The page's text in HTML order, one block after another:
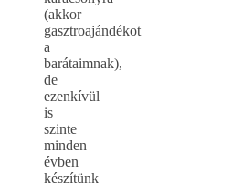
(akkor
gasztroajándékot
a
barátaimnak),
de
ezenkívül
is
szinte
minden
évben
készítünk